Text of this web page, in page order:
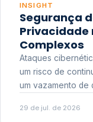
INSIGHT
Segurança
Privacidade
Complexos
Ataques
um risco de continuidade
um vazamento de
reputacional e o
29 de jul. de 2026